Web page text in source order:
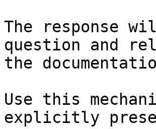
The response
question and
the
Use this
explicitly